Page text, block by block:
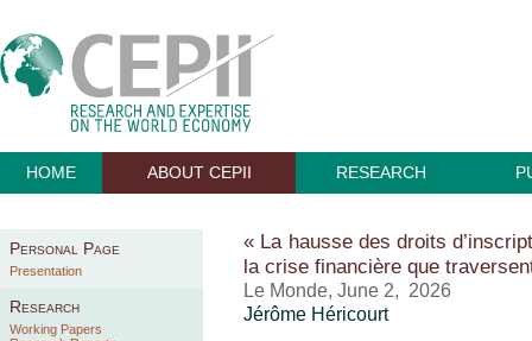
HOME ABOUT CEPII RESEARCH
Personal Page
Presentation
Research
Working Papers
« La hausse des droits
la crise financière que
Le Monde, June 2, 2026
Jérôme Héricourt